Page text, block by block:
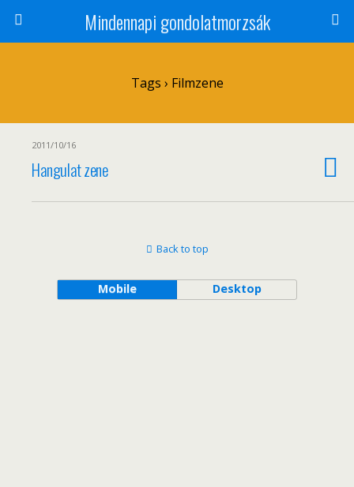
Mindennapi gondolatmorzsák
Tags › Filmzene
2011/10/16
Hangulat zene
Back to top
Mobile Desktop